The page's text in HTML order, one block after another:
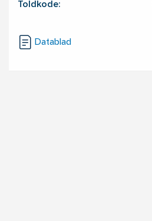
Toldkode:
Datablad